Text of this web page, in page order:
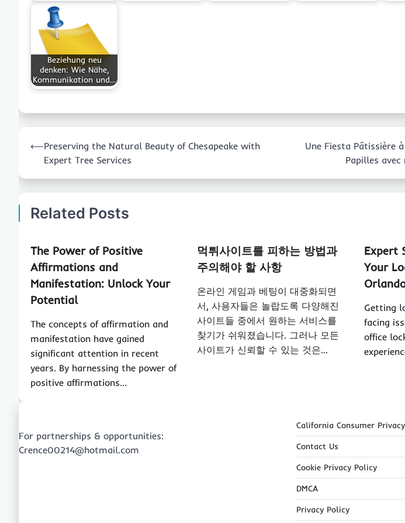
Beziehung neu
denken: Wie Nähe,
Kommunikation und…
navigation
⟵Preserving the Natural Beauty of Chesapeake with
Expert Tree Services
Une Fiesta Pâtissière
Papilles avec
Related Posts
The Power of Positive
Affirmations and
Manifestation: Unlock Your
Potential
The concepts of affirmation and
manifestation have gained
significant attention in recent
years. By harnessing the power of
positive affirmations…
먹튀사이트를 피하는 방법과
주의해야 할 사항
온라인 게임과 베팅이 대중화되면
서, 사용자들은 놀랍도록 다양해진
사이트들 중에서 원하는 서비스를
찾기가 쉬워졌습니다. 그러나 모든
사이트가 신뢰할 수 있는 것은…
Expert
Your
Getting
facing
office
For partnerships & opportunities:
Crence00214@hotmail.com
California Consumer
Contact Us
Cookie Privacy Policy
DMCA
Privacy Policy